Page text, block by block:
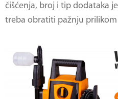
čišćenja, broj i tip dodataka
treba obratiti pažnju